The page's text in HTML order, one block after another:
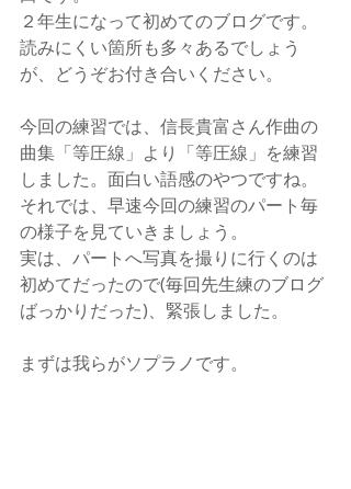
２年生になって初めてのブログです。
読みにくい箇所も多々あるでしょう
が、どうぞお付き合いください。
今回の練習では、信長貴富さん作曲の
曲集「等圧線」より「等圧線」を練習
しました。面白い語感のやつですね。
それでは、早速今回の練習のパート毎
の様子を見ていきましょう。
実は、パートへ写真を撮りに行くのは
初めてだったので(毎回先生練のブログ
ばっかりだった)、緊張しました。
まずは我らがソプラノです。